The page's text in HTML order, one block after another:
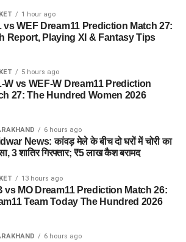
1 hour ago
vs WEF Dream11 Prediction Match 27:
Report, Playing XI & Fantasy Tips
5 hours ago
W vs WEF-W Dream11 Prediction
27: The Hundred Women 2026
6 hours ago
News: कांवड़ मेले के बीच दो घरों में चोरी का
3 शातिर गिरफ्तार; ₹5 लाख कैश बरामद
13 hours ago
vs MO Dream11 Prediction Match 26:
Team Today The Hundred 2026
6 hours ago